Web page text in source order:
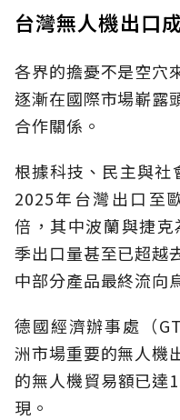
台灣無人機出口
各界的擔憂不是空穴
逐漸在國際市場嶄露
合作關係。
根據科技、民主與社
2025年台灣出口至
倍，其中波蘭與捷
季出口量甚至已超越
中部分產品最終流向
德國經濟辦事處（
洲市場重要的無人機
的無人機貿易額已達
現。